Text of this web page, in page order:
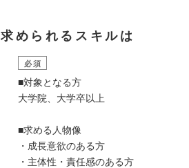
求められるスキルは
必須
■対象となる方
大学院、大学卒以上
■求める人物像
・成長意欲のある方
・主体性・責任感のある方